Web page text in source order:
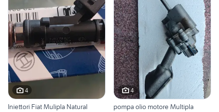
4
Iniettori Fiat Mulipla Natural
4
pompa olio motore Multipla